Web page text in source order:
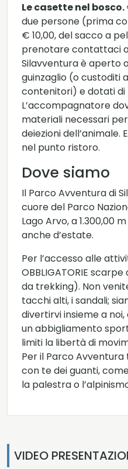
Le casette nel bosco.
due persone (prima
€ 10,00, del sacco a
prenotare contattaci
Silavventura è aperto
guinzaglio (o custoditi
contenitori) e dotati di
L’accompagnatore
materiali necessari
deiezioni dell’animale.
nel punto ristoro.
Dove siamo
Il Parco Avventura di
cuore del Parco
Lago Arvo, a 1.300,00
anche d’estate.
Per l’accesso alle
OBBLIGATORIE
da trekking). Non
tacchi alti, i sandali;
divertirvi insieme a noi,
un abbigliamento
limiti la libertà di
Per il Parco
con te dei guanti,
la palestra o
VIDEO